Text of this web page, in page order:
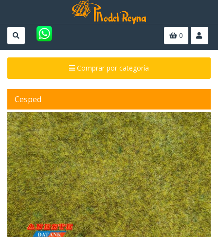
0
Comprar por categoría
Cesped